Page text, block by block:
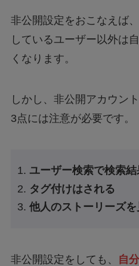
非公開設定をおこなえば
しているユーザー以外は
くなります。
しかし、非公開アカウン
3点には注意が必要です。
ユーザー検索で検索
タグ付けはされる
他人のストーリーズ
非公開設定をしても、
自